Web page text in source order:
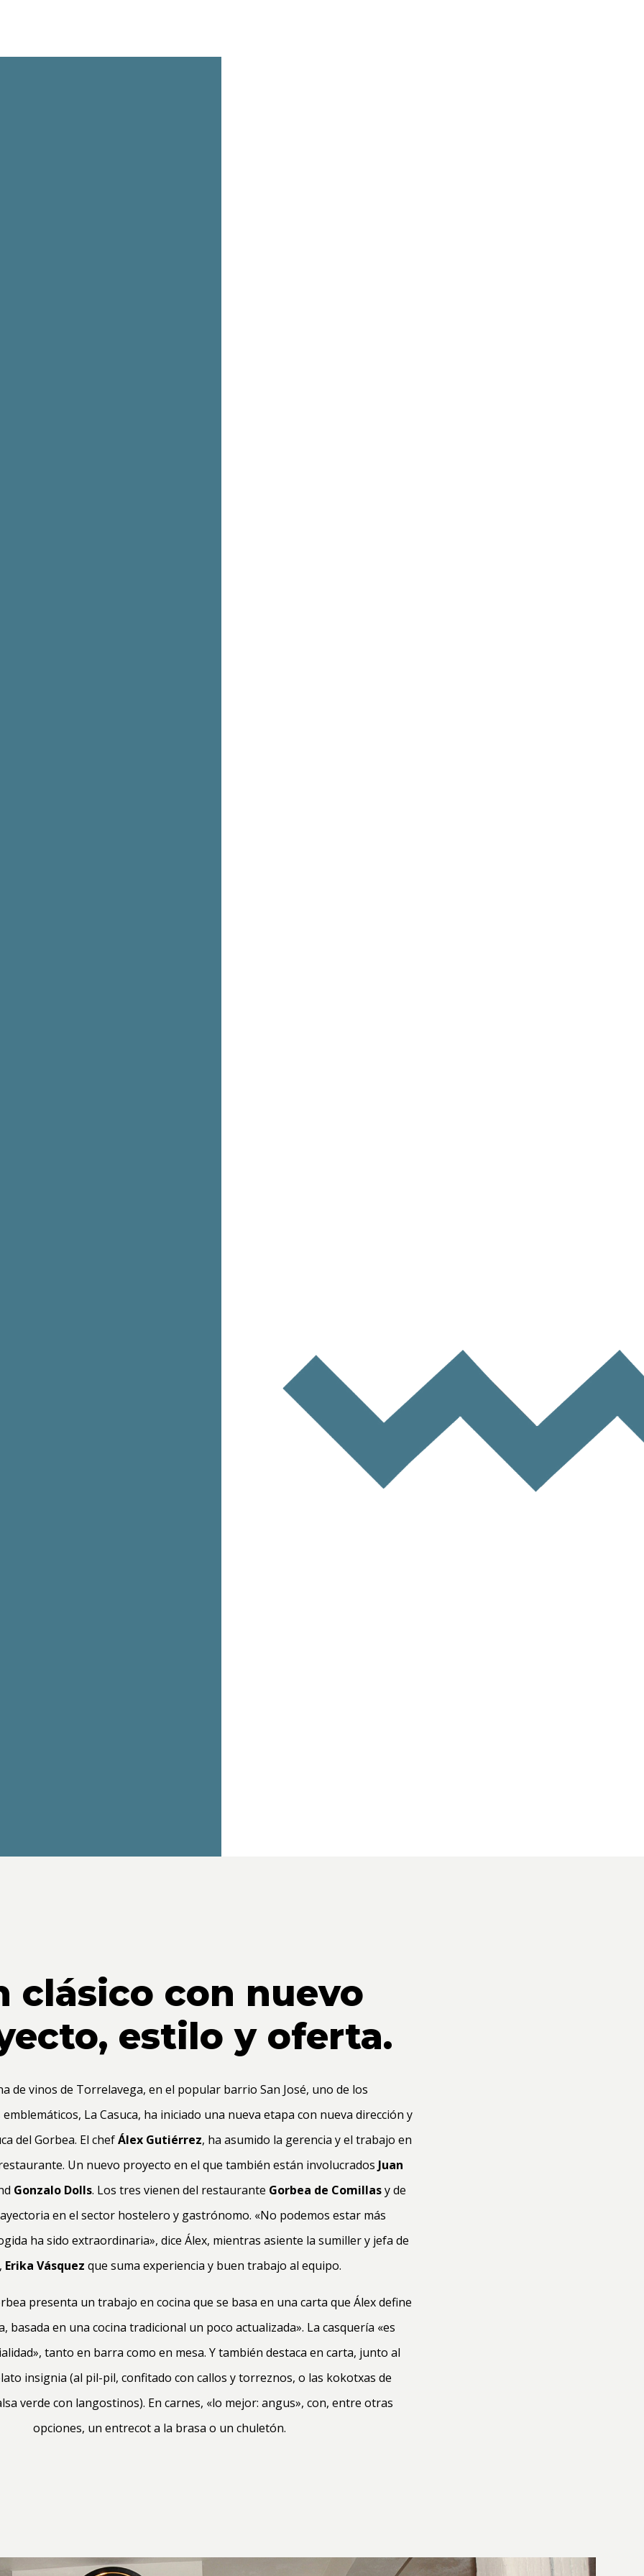
clásico con nuevo
estilo y oferta.
de vinos de Torrelavega, en el popular barrio San José, uno de los
La Casuca, ha iniciado una nueva etapa con nueva dirección y
del Gorbea. El chefÁlex Gutiérrez, ha asumido la gerencia y el trabajo en
Un nuevo proyecto en el que también están involucrados Juan
Gonzalo Dolls. Los tres vienen del restaurante Gorbea de Comillasy de
en el sector hostelero y gastrónomo. «No podemos estar más
ha sido extraordinaria», dice Álex, mientras asiente la sumiller y jefa de
Erika Vásquez que suma experiencia y buen trabajo al equipo.
presenta un trabajo en cocina que se basa en una carta que Álex define
basada en una cocina tradicional un poco actualizada». La casquería «es
tanto en barra como en mesa. Y también destaca en carta, junto al
insignia (al pil-pil, confitado con callos y torreznos, o las kokotxas de
verde con langostinos). En carnes, «lo mejor: angus», con, entre otras
opciones, un entrecot a la brasa o un chuletón.